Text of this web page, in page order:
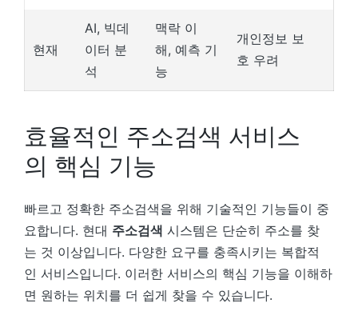
현재
AI, 빅데
이터 분
석
맥락 이
해, 예측 기
능
개인정보 보
호 우려
효율적인 주소검색 서비스
의 핵심 기능
빠르고 정확한 주소검색을 위해 기술적인 기능들이 중
요합니다. 현대 주소검색 시스템은 단순히 주소를 찾
는 것 이상입니다. 다양한 요구를 충족시키는 복합적
인 서비스입니다. 이러한 서비스의 핵심 기능을 이해하
면 원하는 위치를 더 쉽게 찾을 수 있습니다.